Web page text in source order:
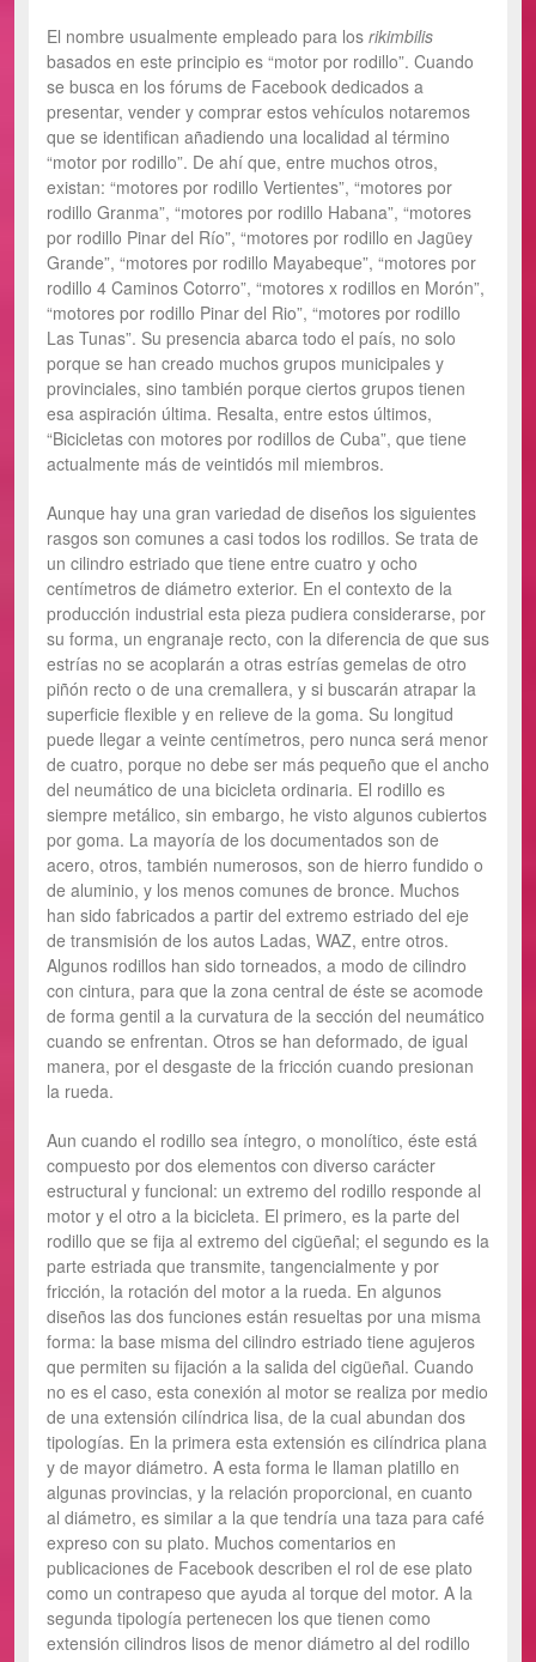
El nombre usualmente empleado para los rikimbilis
basados en este principio es “motor por rodillo”. Cuando
se busca en los fórums de Facebook dedicados a
presentar, vender y comprar estos vehículos notaremos
que se identifican añadiendo una localidad al término
“motor por rodillo”. De ahí que, entre muchos otros,
existan: “motores por rodillo Vertientes”, “motores por
rodillo Granma”, “motores por rodillo Habana”, “motores
por rodillo Pinar del Río”, “motores por rodillo en Jagüey
Grande”, “motores por rodillo Mayabeque”, “motores por
rodillo 4 Caminos Cotorro”, “motores x rodillos en Morón”,
“motores por rodillo Pinar del Rio”, “motores por rodillo
Las Tunas”. Su presencia abarca todo el país, no solo
porque se han creado muchos grupos municipales y
provinciales, sino también porque ciertos grupos tienen
esa aspiración última. Resalta, entre estos últimos,
“Bicicletas con motores por rodillos de Cuba”, que tiene
actualmente más de veintidós mil miembros.
Aunque hay una gran variedad de diseños los siguientes
rasgos son comunes a casi todos los rodillos. Se trata de
un cilindro estriado que tiene entre cuatro y ocho
centímetros de diámetro exterior. En el contexto de la
producción industrial esta pieza pudiera considerarse, por
su forma, un engranaje recto, con la diferencia de que sus
estrías no se acoplarán a otras estrías gemelas de otro
piñón recto o de una cremallera, y si buscarán atrapar la
superficie flexible y en relieve de la goma. Su longitud
puede llegar a veinte centímetros, pero nunca será menor
de cuatro, porque no debe ser más pequeño que el ancho
del neumático de una bicicleta ordinaria. El rodillo es
siempre metálico, sin embargo, he visto algunos cubiertos
por goma. La mayoría de los documentados son de
acero, otros, también numerosos, son de hierro fundido o
de aluminio, y los menos comunes de bronce. Muchos
han sido fabricados a partir del extremo estriado del eje
de transmisión de los autos Ladas, WAZ, entre otros.
Algunos rodillos han sido torneados, a modo de cilindro
con cintura, para que la zona central de éste se acomode
de forma gentil a la curvatura de la sección del neumático
cuando se enfrentan. Otros se han deformado, de igual
manera, por el desgaste de la fricción cuando presionan
la rueda.
Aun cuando el rodillo sea íntegro, o monolítico, éste está
compuesto por dos elementos con diverso carácter
estructural y funcional: un extremo del rodillo responde al
motor y el otro a la bicicleta. El primero, es la parte del
rodillo que se fija al extremo del cigüeñal; el segundo es la
parte estriada que transmite, tangencialmente y por
fricción, la rotación del motor a la rueda. En algunos
diseños las dos funciones están resueltas por una misma
forma: la base misma del cilindro estriado tiene agujeros
que permiten su fijación a la salida del cigüeñal. Cuando
no es el caso, esta conexión al motor se realiza por medio
de una extensión cilíndrica lisa, de la cual abundan dos
tipologías. En la primera esta extensión es cilíndrica plana
y de mayor diámetro. A esta forma le llaman platillo en
algunas provincias, y la relación proporcional, en cuanto
al diámetro, es similar a la que tendría una taza para café
expreso con su plato. Muchos comentarios en
publicaciones de Facebook describen el rol de ese plato
como un contrapeso que ayuda al torque del motor. A la
segunda tipología pertenecen los que tienen como
extensión cilindros lisos de menor diámetro al del rodillo